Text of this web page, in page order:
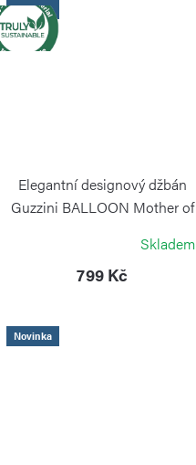
Novinka
Elegantní designový džbán
Guzzini BALLOON Mother of
Skladem
799 Kč
Novinka